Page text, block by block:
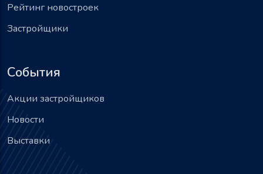
Рейтинг новостроек
Застройщики
События
Акции застройщиков
Новости
Выставки